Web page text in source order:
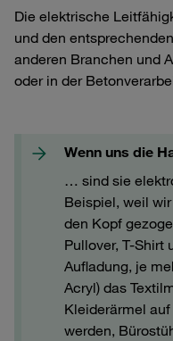
Die elektrische
und den
anderen Branchen und
oder in der
Wenn uns die
… sind sie
Beispiel, weil
den Kopf
Pullover, T-Shirt
Aufladung, je
Acryl) das
Kleiderärmel
werden,